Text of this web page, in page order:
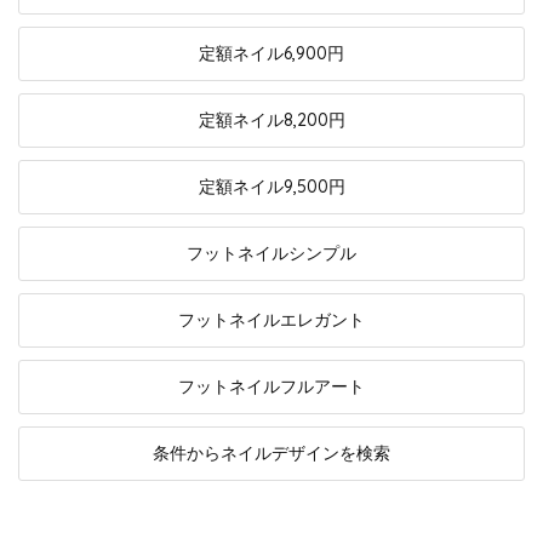
定額ネイル6,900円
定額ネイル8,200円
定額ネイル9,500円
フットネイルシンプル
フットネイルエレガント
フットネイルフルアート
条件からネイルデザインを検索